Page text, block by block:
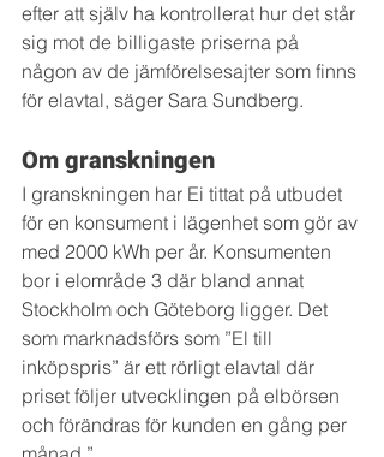
efter att själv ha kontrollerat hur det står
sig mot de billigaste priserna på
någon av de jämförelsesajter som finns
för elavtal, säger Sara Sundberg.
Om granskningen
I granskningen har Ei tittat på utbudet
för en konsument i lägenhet som gör av
med 2000 kWh per år. Konsumenten
bor i elområde 3 där bland annat
Stockholm och Göteborg ligger. Det
som marknadsförs som ”El till
inköpspris” är ett rörligt elavtal där
priset följer utvecklingen på elbörsen
och förändras för kunden en gång per